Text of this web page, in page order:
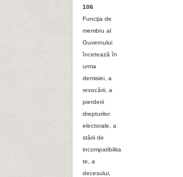
106
Funcţia de
membru al
Guvernului
încetează în
urma
demisiei, a
revocării, a
pierderii
drepturilor
electorale, a
stării de
incompatibilita
te, a
decesului,